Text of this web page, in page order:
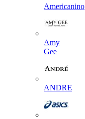
Americanino
Amy
Gee
ANDRE